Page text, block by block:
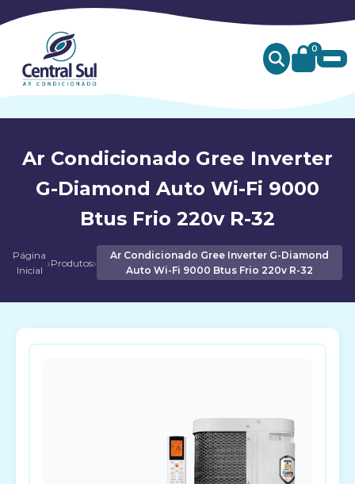
0
Ar Condicionado Gree Inverter
G-Diamond Auto Wi-Fi 9000
Btus Frio 220v R-32
Página
Inicial ›Produtos›
Ar Condicionado Gree Inverter G-Diamond
Auto Wi-Fi 9000 Btus Frio 220v R-32